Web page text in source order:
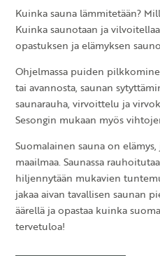
Kuinka sauna lämmitetään?
Kuinka saunotaan ja
opastuksen ja elämyksen
Ohjelmassa puiden
tai avannosta, saunan
saunarauha, virvoittelu ja
Sesongin mukaan myös
Suomalainen sauna on
maailmaa. Saunassa
hiljennytään mukavien
jakaa aivan tavallisen saunan
äärellä ja opastaa kuinka
tervetuloa!